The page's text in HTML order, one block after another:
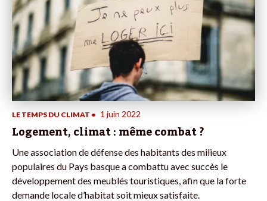
LE TEMPS DU CLIMAT • 1 juin 2022
Logement, climat : même combat ?
Une association de défense des habitants des milieux
populaires du Pays basque a combattu avec succès le
développement des meublés touristiques, afin que la forte
demande locale d’habitat soit mieux satisfaite.